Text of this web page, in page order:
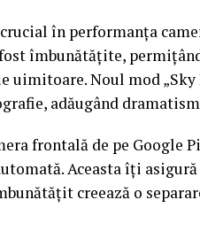
în performanța
fost îmbunătățite,
uimitoare. Noul mod
adăugând
frontală de pe Google
Aceasta îți
creează o